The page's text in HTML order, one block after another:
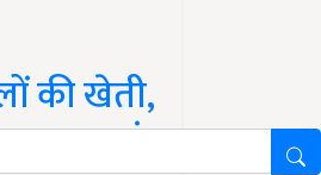
की खेती,
कमाएं